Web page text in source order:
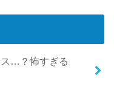
ス…？怖すぎる